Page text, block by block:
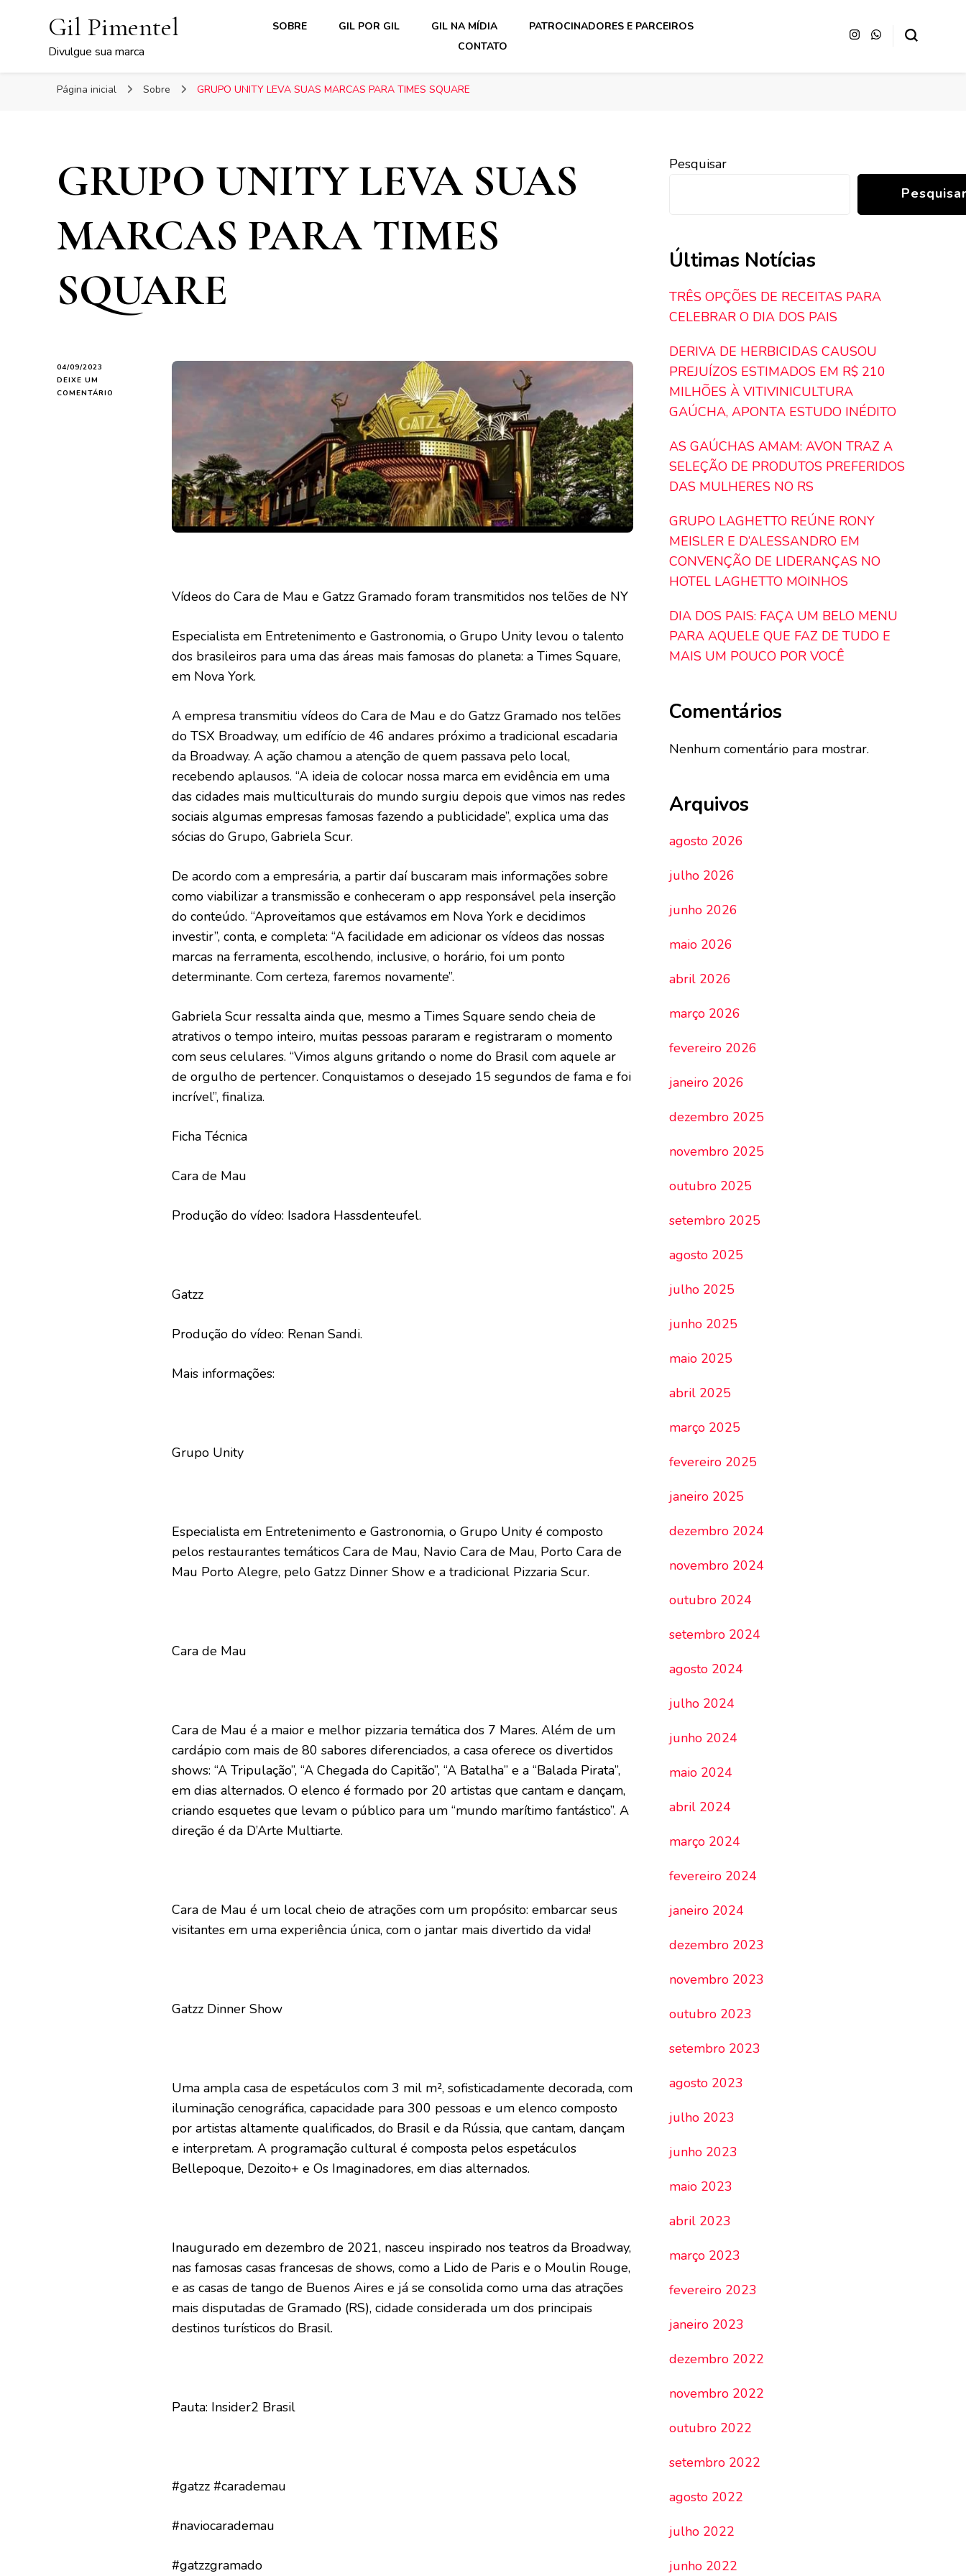
Gil Pimentel
Divulgue sua marca
SOBRE GIL POR GIL GIL NA MÍDIA
PATROCINADORES E PARCEIROS
CONTATO
Página inicial Sobre GRUPO UNITY LEVA SUAS MARCAS PARA TIMES SQUARE
GRUPO UNITY LEVA SUAS
MARCAS PARA TIMES
SQUARE
04/09/2023
DEIXE UM
COMENTÁRIO
Vídeos do Cara de Mau e Gatzz Gramado foram transmitidos nos telões de NY
Especialista em Entretenimento e Gastronomia, o Grupo Unity levou o talento
dos brasileiros para uma das áreas mais famosas do planeta: a Times Square,
em Nova York.
A empresa transmitiu vídeos do Cara de Mau e do Gatzz Gramado nos telões
do TSX Broadway, um edifício de 46 andares próximo a tradicional escadaria
da Broadway. A ação chamou a atenção de quem passava pelo local,
recebendo aplausos. “A ideia de colocar nossa marca em evidência em uma
das cidades mais multiculturais do mundo surgiu depois que vimos nas redes
sociais algumas empresas famosas fazendo a publicidade”, explica uma das
sócias do Grupo, Gabriela Scur.
De acordo com a empresária, a partir daí buscaram mais informações sobre
como viabilizar a transmissão e conheceram o app responsável pela inserção
do conteúdo. “Aproveitamos que estávamos em Nova York e decidimos
investir”, conta, e completa: “A facilidade em adicionar os vídeos das nossas
marcas na ferramenta, escolhendo, inclusive, o horário, foi um ponto
determinante. Com certeza, faremos novamente”.
Gabriela Scur ressalta ainda que, mesmo a Times Square sendo cheia de
atrativos o tempo inteiro, muitas pessoas pararam e registraram o momento
com seus celulares. “Vimos alguns gritando o nome do Brasil com aquele ar
de orgulho de pertencer. Conquistamos o desejado 15 segundos de fama e foi
incrível”, finaliza.
Ficha Técnica
Cara de Mau
Produção do vídeo: Isadora Hassdenteufel.
Gatzz
Produção do vídeo: Renan Sandi.
Mais informações:
Grupo Unity
Especialista em Entretenimento e Gastronomia, o Grupo Unity é composto
pelos restaurantes temáticos Cara de Mau, Navio Cara de Mau, Porto Cara de
Mau Porto Alegre, pelo Gatzz Dinner Show e a tradicional Pizzaria Scur.
Cara de Mau
Cara de Mau é a maior e melhor pizzaria temática dos 7 Mares. Além de um
cardápio com mais de 80 sabores diferenciados, a casa oferece os divertidos
shows: “A Tripulação”, “A Chegada do Capitão”, “A Batalha” e a “Balada Pirata”,
em dias alternados. O elenco é formado por 20 artistas que cantam e dançam,
criando esquetes que levam o público para um “mundo marítimo fantástico”. A
direção é da D’Arte Multiarte.
Cara de Mau é um local cheio de atrações com um propósito: embarcar seus
visitantes em uma experiência única, com o jantar mais divertido da vida!
Gatzz Dinner Show
Uma ampla casa de espetáculos com 3 mil m², sofisticadamente decorada, com
iluminação cenográfica, capacidade para 300 pessoas e um elenco composto
por artistas altamente qualificados, do Brasil e da Rússia, que cantam, dançam
e interpretam. A programação cultural é composta pelos espetáculos
Bellepoque, Dezoito+ e Os Imaginadores, em dias alternados.
Inaugurado em dezembro de 2021, nasceu inspirado nos teatros da Broadway,
nas famosas casas francesas de shows, como a Lido de Paris e o Moulin Rouge,
e as casas de tango de Buenos Aires e já se consolida como uma das atrações
mais disputadas de Gramado (RS), cidade considerada um dos principais
destinos turísticos do Brasil.
Pauta: Insider2 Brasil
#gatzz #carademau
#naviocarademau
#gatzzgramado
Pesquisar
Últimas Notícias
TRÊS OPÇÕES DE RECEITAS PARA
CELEBRAR O DIA DOS PAIS
DERIVA DE HERBICIDAS CAUSOU
PREJUÍZOS ESTIMADOS EM R$ 210
MILHÕES À VITIVINICULTURA
GAÚCHA, APONTA ESTUDO INÉDITO
AS GAÚCHAS AMAM: AVON TRAZ A
SELEÇÃO DE PRODUTOS PREFERIDOS
DAS MULHERES NO RS
GRUPO LAGHETTO REÚNE RONY
MEISLER E D’ALESSANDRO EM
CONVENÇÃO DE LIDERANÇAS NO
HOTEL LAGHETTO MOINHOS
DIA DOS PAIS: FAÇA UM BELO MENU
PARA AQUELE QUE FAZ DE TUDO E
MAIS UM POUCO POR VOCÊ
Comentários
Nenhum comentário para mostrar.
Arquivos
agosto 2026
julho 2026
junho 2026
maio 2026
abril 2026
março 2026
fevereiro 2026
janeiro 2026
dezembro 2025
novembro 2025
outubro 2025
setembro 2025
agosto 2025
julho 2025
junho 2025
maio 2025
abril 2025
março 2025
fevereiro 2025
janeiro 2025
dezembro 2024
novembro 2024
outubro 2024
setembro 2024
agosto 2024
julho 2024
junho 2024
maio 2024
abril 2024
março 2024
fevereiro 2024
janeiro 2024
dezembro 2023
novembro 2023
outubro 2023
setembro 2023
agosto 2023
julho 2023
junho 2023
maio 2023
abril 2023
março 2023
fevereiro 2023
janeiro 2023
dezembro 2022
novembro 2022
outubro 2022
setembro 2022
agosto 2022
julho 2022
junho 2022